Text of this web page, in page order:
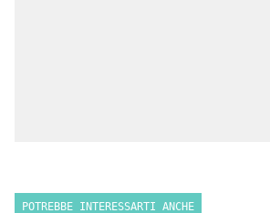
POTREBBE INTERESSARTI ANCHE